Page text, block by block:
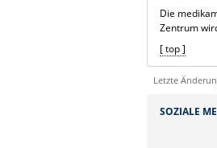
Die
Zentrum
[ top ]
Letzte
SOZIALE